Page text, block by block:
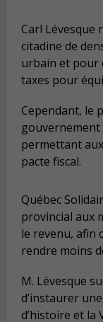
Carl Lévesque
citadine de
urbain et pour
taxes pour
Cependant, le
permettant
pacte fiscal.
Québec
provincial aux
le revenu, afin
rendre moins
M. Lévesque
d’instaurer
d’histoire et la